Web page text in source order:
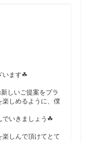
います☘
しいご提案をプラ
しめるように、僕
でいきましょう☘
しんで頂けてとて